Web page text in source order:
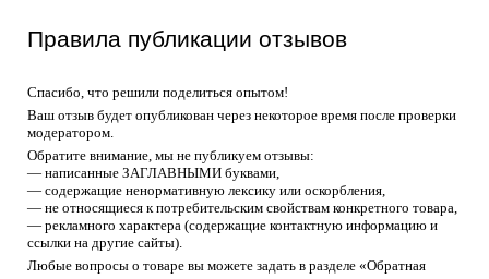
Правила публикации отзывов
Спасибо, что решили поделиться опытом!
Ваш отзыв будет опубликован через некоторое время после проверки
модератором.
Обратите внимание, мы не публикуем отзывы:
— написанные ЗАГЛАВНЫМИ буквами,
— содержащие ненормативную лексику или оскорбления,
— не относящиеся к потребительским свойствам конкретного товара,
— рекламного характера (содержащие контактную информацию и
ссылки на другие сайты).
Любые вопросы о товаре вы можете задать в разделе «Обратная